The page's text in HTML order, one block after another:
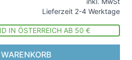
Lieferzeit 2-4 Werktage
IN ÖSTERREICH AB 50 €
WARENKORB